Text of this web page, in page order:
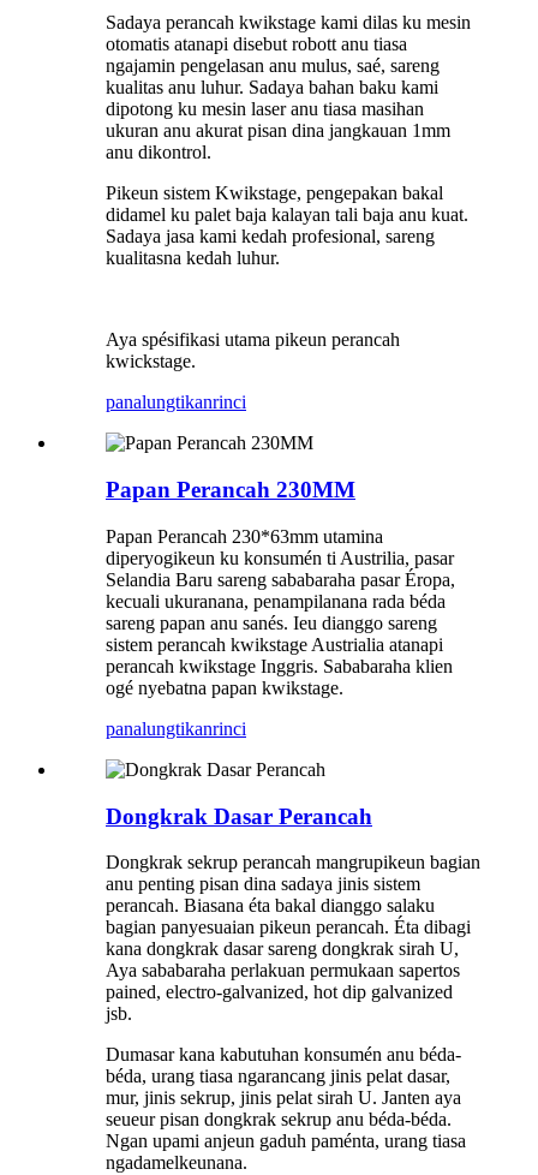
Sadaya perancah kwikstage kami dilas ku mesin
otomatis atanapi disebut robott anu tiasa
ngajamin pengelasan anu mulus, saé, sareng
kualitas anu luhur. Sadaya bahan baku kami
dipotong ku mesin laser anu tiasa masihan
ukuran anu akurat pisan dina jangkauan 1mm
anu dikontrol.
Pikeun sistem Kwikstage, pengepakan bakal
didamel ku palet baja kalayan tali baja anu kuat.
Sadaya jasa kami kedah profesional, sareng
kualitasna kedah luhur.
Aya spésifikasi utama pikeun perancah
kwickstage.
panalungtikanrinci
Papan Perancah 230MM
Papan Perancah 230*63mm utamina
diperyogikeun ku konsumén ti Austrilia, pasar
Selandia Baru sareng sababaraha pasar Éropa,
kecuali ukuranana, penampilanana rada béda
sareng papan anu sanés. Ieu dianggo sareng
sistem perancah kwikstage Austrialia atanapi
perancah kwikstage Inggris. Sababaraha klien
ogé nyebatna papan kwikstage.
panalungtikanrinci
Dongkrak Dasar Perancah
Dongkrak sekrup perancah mangrupikeun bagian
anu penting pisan dina sadaya jinis sistem
perancah. Biasana éta bakal dianggo salaku
bagian panyesuaian pikeun perancah. Éta dibagi
kana dongkrak dasar sareng dongkrak sirah U,
Aya sababaraha perlakuan permukaan sapertos
pained, electro-galvanized, hot dip galvanized
jsb.
Dumasar kana kabutuhan konsumén anu béda-
béda, urang tiasa ngarancang jinis pelat dasar,
mur, jinis sekrup, jinis pelat sirah U. Janten aya
seueur pisan dongkrak sekrup anu béda-béda.
Ngan upami anjeun gaduh paménta, urang tiasa
ngadamelkeunana.